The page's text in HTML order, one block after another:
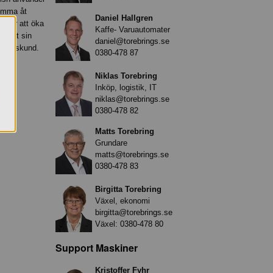
åt
för att öka
sin
Daniel Hallgren
Kaffe- Varuautomater
daniel@torebrings.se
0380-478 87
Niklas Torebring
Inköp, logistik, IT
niklas@torebrings.se
0380-478 82
Matts Torebring
Grundare
matts@torebrings.se
0380-478 83
Birgitta Torebring
Växel, ekonomi
birgitta@torebrings.se
Växel: 0380-478 80
Support Maskiner
Kristoffer Fyhr